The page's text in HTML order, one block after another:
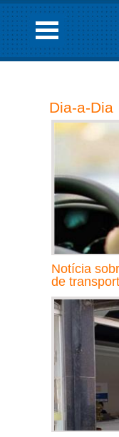
Dia-a-Dia
Notícia
de